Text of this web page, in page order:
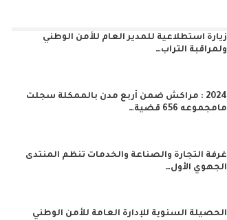
زيارة استطلاعية للمدير العام للأمن الوطني
ولمراقبة التراب…
2024 : مراكش ضمن أربع مدن بالممكلة سجلت
مامجموعه 656 قضية…
غرفة التجارة والصناعة والخدمات تنظم المنتدى
الجهوي الأول…
الحصيلة السنوية للإدارة العامة للأمن الوطني